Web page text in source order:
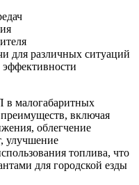
для различных ситуаций
малогабаритных
включая
облегчение
улучшение
топлива, что
для городской езды